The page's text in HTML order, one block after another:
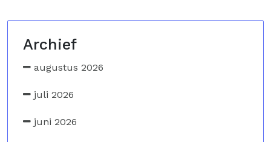
Archief
augustus 2026
juli 2026
juni 2026